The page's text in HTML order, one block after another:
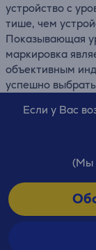
устройство с
тише, чем
Показывающая
маркировка
объективным
успешно
Если у Вас
(Мы